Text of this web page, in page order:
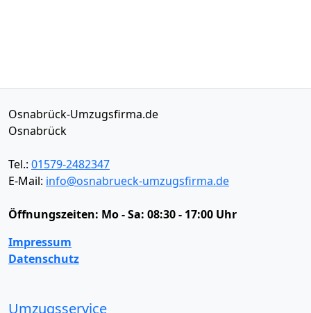
Osnabrück-Umzugsfirma.de
Osnabrück
Tel.: 01579-2482347
E-Mail: info@osnabrueck-umzugsfirma.de
Öffnungszeiten: Mo - Sa: 08:30 - 17:00 Uhr
Impressum
Datenschutz
Umzugsservice